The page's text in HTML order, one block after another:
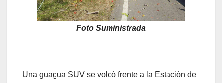
Foto Suministrada
Una guagua SUV se volcó frente a la Estación de